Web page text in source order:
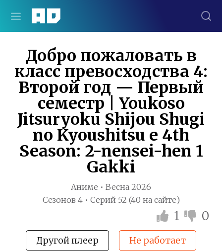
Добро пожаловать в
класс превосходства 4:
Второй год — Первый
семестр | Youkoso
Jitsuryoku Shijou Shugi
no Kyoushitsu e 4th
Season: 2-nensei-hen 1
Gakki
Аниме • Весна 2026
Сезонов 4 • Серий 52 (40 на сайте)
1 0
Другой плеер Не работает